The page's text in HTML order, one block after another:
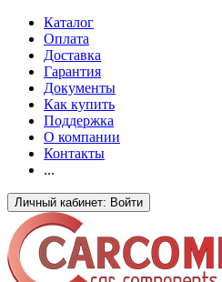
Каталог
Оплата
Доставка
Гарантия
Документы
Как купить
Поддержка
О компании
Контакты
...
Личный кабинет: Войти